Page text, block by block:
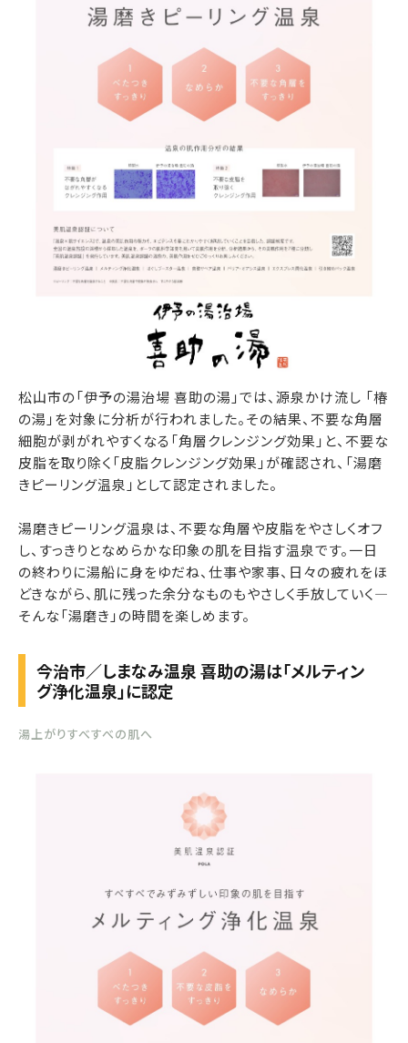
松山市の「伊予の湯治場 喜助の湯」では、源泉かけ流し 「椿
の湯」を対象に分析が行われました。その結果、不要な角層
細胞が剥がれやすくなる「角層クレンジング効果」と、不要な
皮脂を取り除く「皮脂クレンジング効果」が確認され、「湯磨
きピーリング温泉」として認定されました。
湯磨きピーリング温泉は、不要な角層や皮脂をやさしくオフ
し、すっきりとなめらかな印象の肌を目指す温泉です。一日
の終わりに湯船に身をゆだね、仕事や家事、日々の疲れをほ
どきながら、肌に残った余分なものもやさしく手放していく―
そんな「湯磨き」の時間を楽しめます。
今治市／しまなみ温泉 喜助の湯は「メルティン
グ浄化温泉」に認定
湯上がりすべすべの肌へ